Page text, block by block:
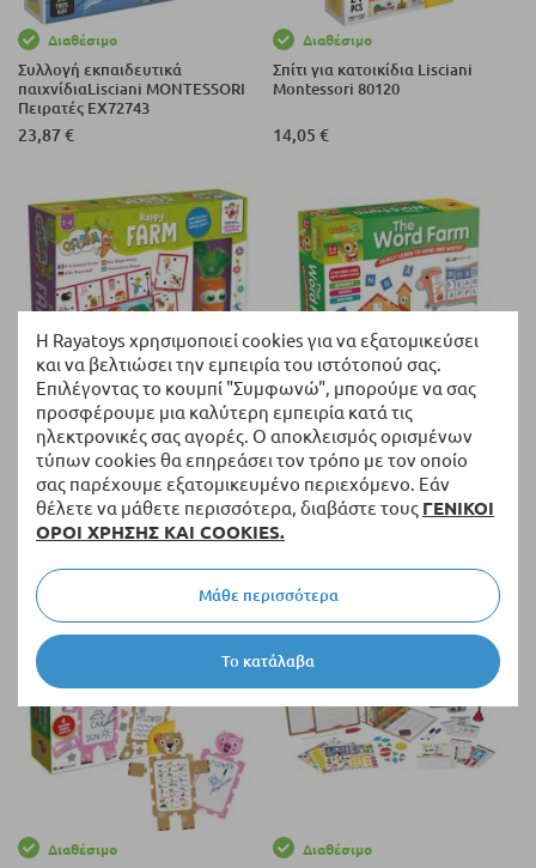
Η Rayatoys χρησιμοποιεί cookies για να εξατομικεύσει
και να βελτιώσει την εμπειρία του ιστότοπού σας.
Επιλέγοντας το κουμπί "Συμφωνώ", μπορούμε να σας
προσφέρουμε μια καλύτερη εμπειρία κατά τις
ηλεκτρονικές σας αγορές. Ο αποκλεισμός ορισμένων
τύπων cookies θα επηρεάσει τον τρόπο με τον οποίο
σας παρέχουμε εξατομικευμένο περιεχόμενο. Εάν
θέλετε να μάθετε περισσότερα, διαβάστε τους ΓΕΝΙΚΟΙ
ΟΡΟΙ ΧΡΗΣΗΣ ΚΑΙ COOKIES.
Το κατάλαβα
Μάθε περισσότερα
Διαθέσιμο
Συλλογή εκπαιδευτικά
παιχνίδιαLisciani MONTESSORI
Πειρατές EX72743
23,87 €
Διαθέσιμο
Σπίτι για κατοικίδια Lisciani
Montessori 80120
14,05 €
Διαθέσιμο
Εκπαιδευτικό παιχνίδι Lisciani
CAROTINA Χαρούμενη φάρμα
με μαγικό στυλό
Διαθέσιμο
Φάρμα των λέξεων Lisciani
CAROTINA PLUS 50062
8,54 €
Διαθέσιμο Διαθέσιμο